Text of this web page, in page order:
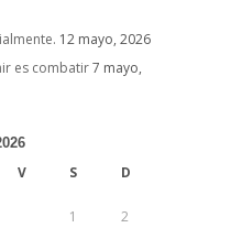
12 mayo, 2026
es combatir7 mayo,
V S D
1 2